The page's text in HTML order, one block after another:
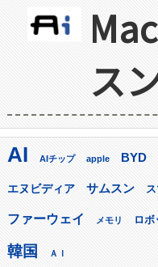
ス
AI AIチップ apple BYD
エヌビディア サムスン
ファーウェイ メモリ ロボ
韓国 ＡＩ